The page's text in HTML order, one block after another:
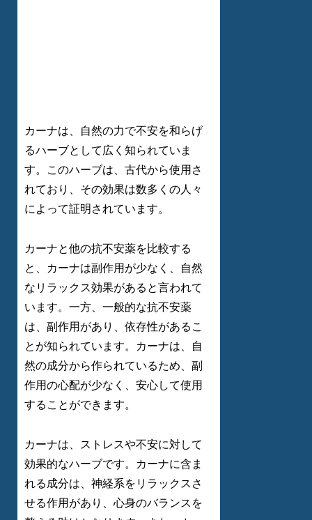
カーナは、自然の力で不安を和らげ
るハーブとして広く知られていま
す。このハーブは、古代から使用さ
れており、その効果は数多くの人々
によって証明されています。
カーナと他の抗不安薬を比較する
と、カーナは副作用が少なく、自然
なリラックス効果があると言われて
います。一方、一般的な抗不安薬
は、副作用があり、依存性があるこ
とが知られています。カーナは、自
然の成分から作られているため、副
作用の心配が少なく、安心して使用
することができます。
カーナは、ストレスや不安に対して
効果的なハーブです。カーナに含ま
れる成分は、神経系をリラックスさ
せる作用があり、心身のバランスを